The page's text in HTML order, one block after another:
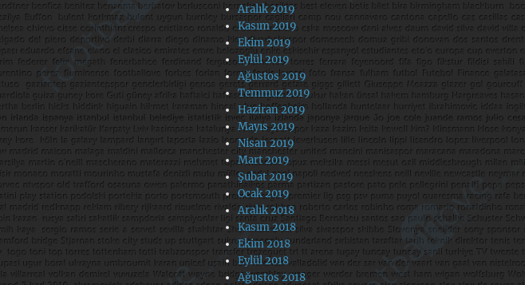
Aralık 2019
Kasım 2019
Ekim 2019
Eylül 2019
Ağustos 2019
Temmuz 2019
Haziran 2019
Mayıs 2019
Nisan 2019
Mart 2019
Şubat 2019
Ocak 2019
Aralık 2018
Kasım 2018
Ekim 2018
Eylül 2018
Ağustos 2018